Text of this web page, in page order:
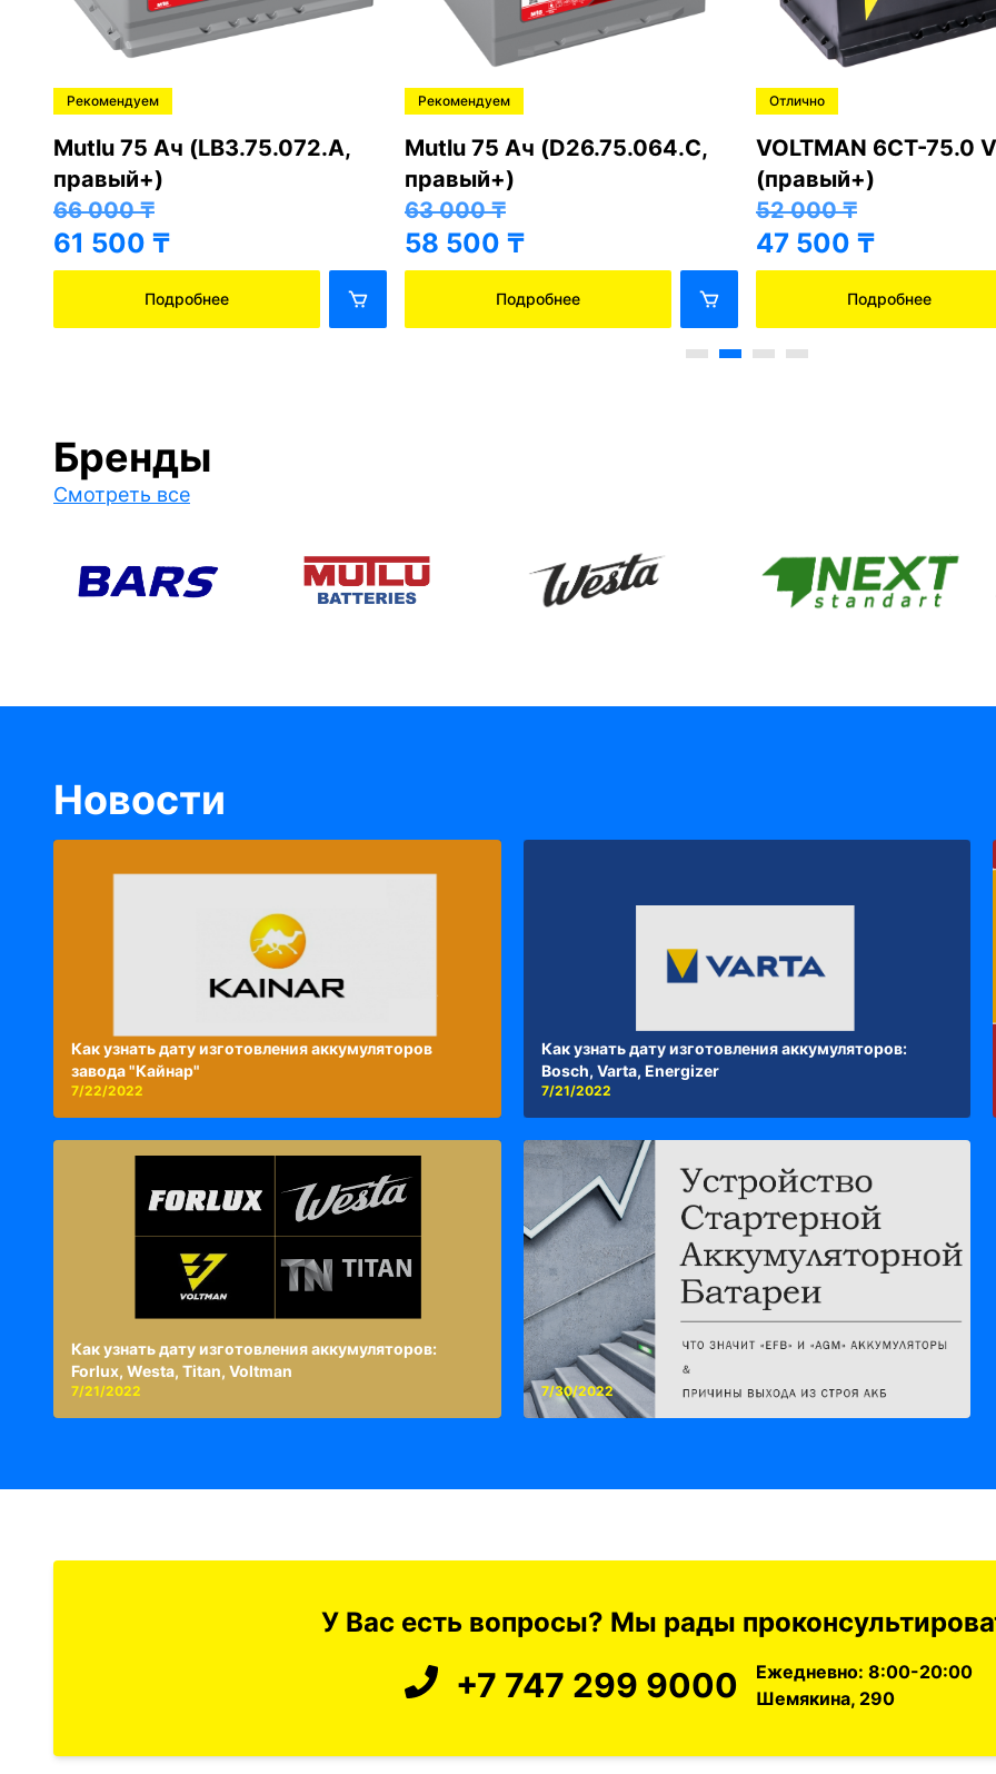
Рекомендуем
Mutlu 75 Ач (LB3.75.072.A,
правый+)
66 000₸
61 500 ₸
Подробнее
Рекомендуем
Mutlu 75 Ач (D26.75.064.C,
правый+)
63 000₸
58 500 ₸
Подробнее
Отлично
VOLTMAN 6CT-75.0
(правый+)
52 000₸
47 500 ₸
Подробнее
Бренды
Смотреть все
Новости
Как узнать дату изготовления аккумуляторов
завода "Кайнар"
7/22/2022
Как узнать дату изготовления аккумуляторов:
Bosch, Varta, Energizer
7/21/2022
Как узнать дату изготовления аккумуляторов:
Forlux, Westa, Titan, Voltman
7/21/2022 7/30/2022
У Вас есть вопросы? Мы рады
+7 747 299 9000
Ежедневно: 8:00-20:00
Шемякина, 290